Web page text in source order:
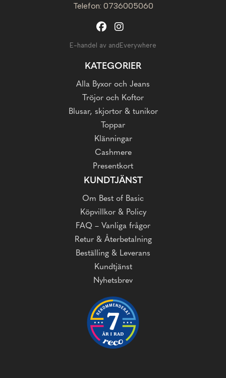
Telefon: 0736005060
E-handel av andEverywhere
KATEGORIER
Alla Byxor och Jeans
Tröjor och Koftor
Blusar, skjortor & tunikor
Toppar
Klänningar
Cashmere
Presentkort
KUNDTJÄNST
Om Best of Basic
Köpvillkor & Policy
FAQ – Vanliga frågor
Retur & Återbetalning
Beställing & Leverans
Kundtjänst
Nyhetsbrev